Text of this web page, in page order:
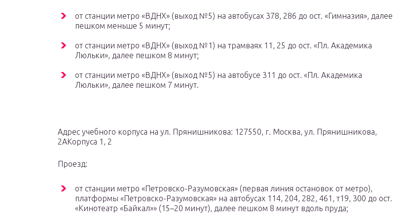
от станции метро «ВДНХ» (выход №5) на автобусах 378, 286 до ост. «Гимназия», далее
пешком меньше 5 минут;
от станции метро «ВДНХ» (выход №1) на трамваях 11, 25 до ост. «Пл. Академика
Люльки», далее пешком 8 минут;
от станции метро «ВДНХ» (выход №5) на автобусе 311 до ост. «Пл. Академика
Люльки», далее пешком 7 минут.
Адрес учебного корпуса на ул. Прянишникова: 127550, г. Москва, ул. Прянишникова,
2АКорпуса 1, 2
Проезд:
от станции метро «Петровско-Разумовская» (первая линия остановок от метро),
платформы «Петровско-Разумовская» на автобусах 114, 204, 282, 461, т19, 300 до ост.
«Кинотеатр «Байкал»» (15–20 минут), далее пешком 8 минут вдоль пруда;